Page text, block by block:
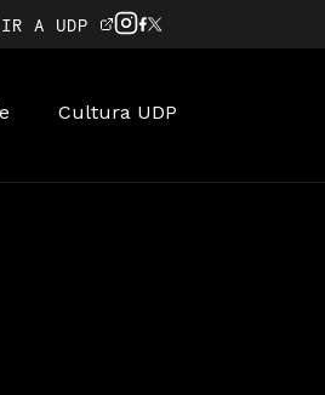
IR A UDP
Cultura UDP